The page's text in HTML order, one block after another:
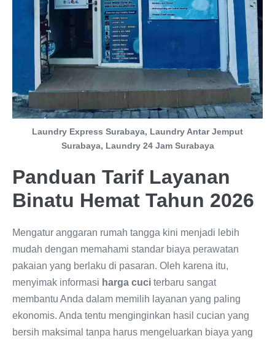
Laundry Express Surabaya, Laundry Antar Jemput
Surabaya, Laundry 24 Jam Surabaya
Panduan Tarif Layanan
Binatu Hemat Tahun 2026
Mengatur anggaran rumah tangga kini menjadi lebih
mudah dengan memahami standar biaya perawatan
pakaian yang berlaku di pasaran. Oleh karena itu,
menyimak informasi harga cuci terbaru sangat
membantu Anda dalam memilih layanan yang paling
ekonomis. Anda tentu menginginkan hasil cucian yang
bersih maksimal tanpa harus mengeluarkan biaya yang